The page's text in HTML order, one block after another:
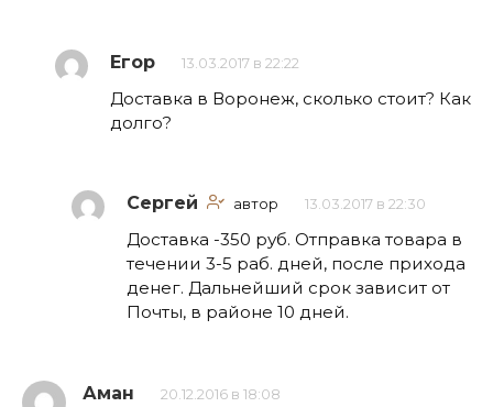
Егор 13.03.2017 в 22:22
Доставка в Воронеж, сколько стоит? Как
долго?
Сергей автор 13.03.2017 в 22:30
Доставка -350 руб. Отправка товара в
течении 3-5 раб. дней, после прихода
денег. Дальнейший срок зависит от
Почты, в районе 10 дней.
Аман 20.12.2016 в 18:08